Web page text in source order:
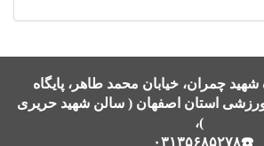
شهید چمران، خیابان محمد طاهر، پایگاه
استان اصفهان ( سالن شهید حریری
)،
☎️۰۳۱۳۵۶۸۵۲۷۸